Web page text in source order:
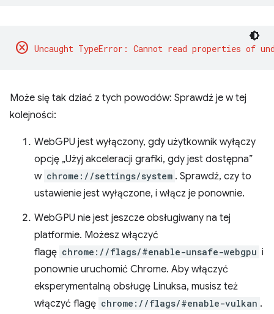
cancel
Może się tak dziać z tych powodów: Sprawdź je w tej
kolejności:
WebGPU jest wyłączony, gdy użytkownik wyłączy
opcję „Użyj akceleracji grafiki, gdy jest dostępna”
w chrome://settings/system . Sprawdź, czy to
ustawienie jest wyłączone, i włącz je ponownie.
WebGPU nie jest jeszcze obsługiwany na tej
platformie. Możesz włączyć
flagę chrome://flags/#enable-unsafe-webgpu i
ponownie uruchomić Chrome. Aby włączyć
eksperymentalną obsługę Linuksa, musisz też
włączyć flagę chrome://flags/#enable-vulkan .